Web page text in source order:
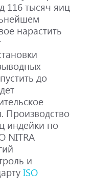
116 тысяч яиц
нарастить
до
Производство
индейки по
NITRA
и
ISO